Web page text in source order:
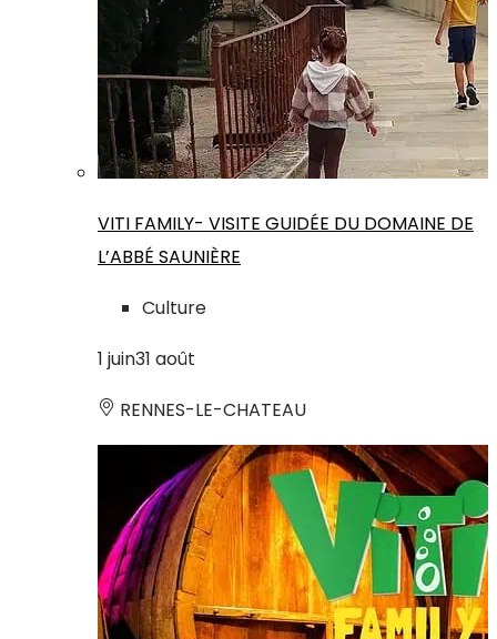
VITI FAMILY- VISITE GUIDÉE DU DOMAINE DE
L’ABBÉ SAUNIÈRE
Culture
1 juin31 août
RENNES-LE-CHATEAU